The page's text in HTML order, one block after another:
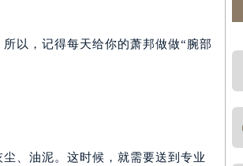
以，记得每天给你的萧邦做做“腕部
、油泥。这时候，就需要送到专业